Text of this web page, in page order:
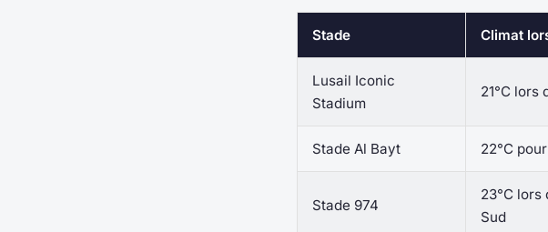
Stade Climat
Lusail Iconic
Stadium
21°C lors
Stade Al Bayt 22°C
Stade 974
23°C lors
Sud